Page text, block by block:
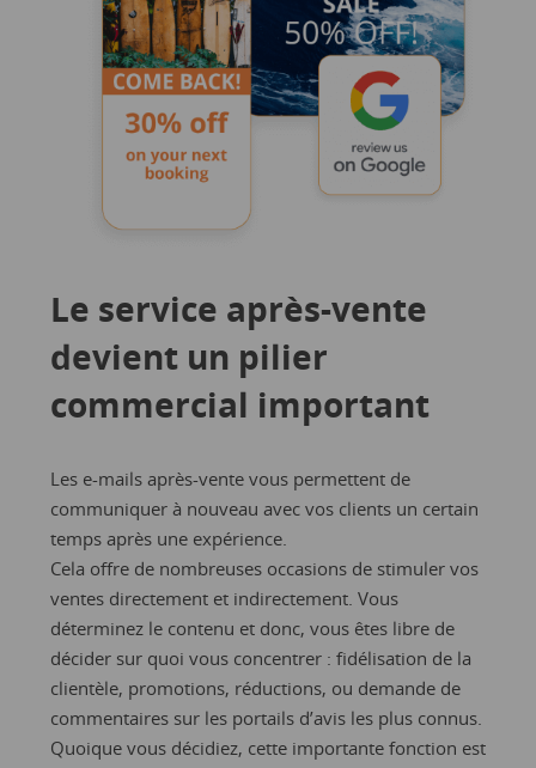
Le service après-vente
devient un pilier
commercial important
Les e-mails après-vente vous permettent de
communiquer à nouveau avec vos clients un certain
temps après une expérience.
Cela offre de nombreuses occasions de stimuler vos
ventes directement et indirectement. Vous
déterminez le contenu et donc, vous êtes libre de
décider sur quoi vous concentrer : fidélisation de la
clientèle, promotions, réductions, ou demande de
commentaires sur les portails d’avis les plus connus.
Quoique vous décidiez, cette importante fonction est